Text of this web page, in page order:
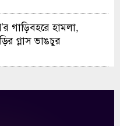
গাড়িবহরে হামলা,
গ্লাস ভাঙচুর